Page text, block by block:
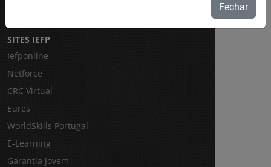
Fechar
SITES IEFP
Iefponline
Netforce
CRC Virtual
Eures
WorldSkills Portugal
E-Learning
Garantia Jovem